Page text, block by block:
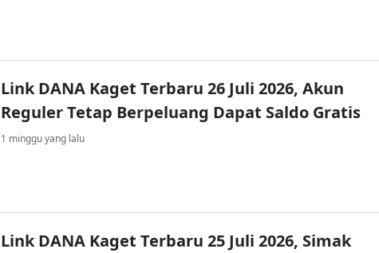
Link DANA Kaget Terbaru 26 Juli 2026, Akun
Reguler Tetap Berpeluang Dapat Saldo Gratis
1 minggu yang lalu
Link DANA Kaget Terbaru 25 Juli 2026, Simak